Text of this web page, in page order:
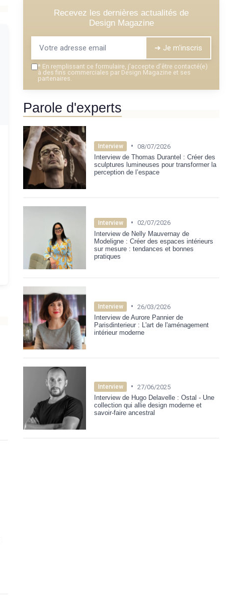
Recevez les dernières actualités de
Design Magazine
➔ Je m'inscris
* En remplissant ce formulaire, j’accepte d’être contacté(e)
à des fins commerciales par Design Magazine et ses
partenaires.
Parole d'experts
Interview • 08/07/2026
Interview de Thomas Durantel : Créer des
sculptures lumineuses pour transformer la
perception de l’espace
Interview • 02/07/2026
Interview de Nelly Mauvernay de
Modeligne : Créer des espaces intérieurs
sur mesure : tendances et bonnes
pratiques
Interview • 26/03/2026
Interview de Aurore Pannier de
Parisdinterieur : L'art de l'aménagement
intérieur moderne
Interview • 27/06/2025
Interview de Hugo Delavelle : Ostal - Une
collection qui allie design moderne et
savoir-faire ancestral